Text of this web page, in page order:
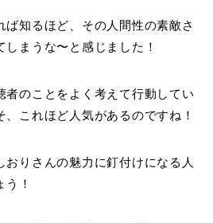
ば知るほど、その人間性の素敵さ
まうな〜と感じました！
者のことをよく考えて行動してい
、これほど人気があるのですね！
おりさんの魅力に釘付けになる人
！